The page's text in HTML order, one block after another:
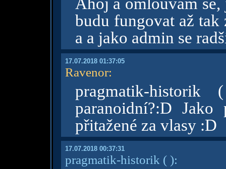
budu fungovat až tak
a a jako admin se
17.07.2018 01:37:05
Ravenor:
pragmatik-
paranoidní?:D
přitažené za vlasy :D
17.07.2018 00:37:31
pragmatik-historik ( ):